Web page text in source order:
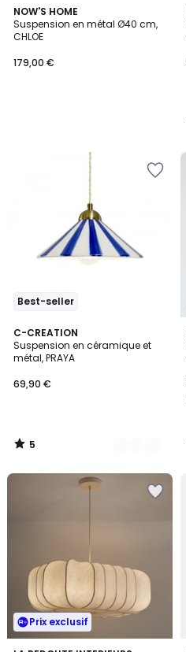
NOW'S HOME
Suspension en métal Ø40 cm,
CHLOE
179,00 €
Best-seller
C-CREATION
Suspension en céramique et
métal, PRAYA
69,90 €
5
/
5
3
Couleurs
5
/
Prix exclusif